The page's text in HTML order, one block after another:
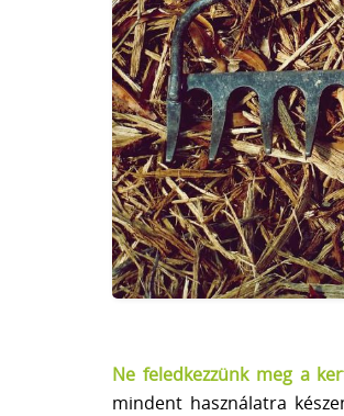
Ne feledkezzünk meg a
mindent használatra